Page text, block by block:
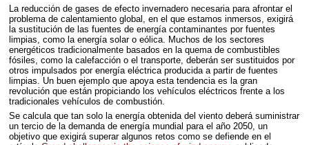
La reducción de gases de efecto invernadero necesaria para afrontar el
problema de calentamiento global, en el que estamos inmersos, exigirá
la sustitución de las fuentes de energía contaminantes por fuentes
limpias, como la energía solar o eólica. Muchos de los sectores
energéticos tradicionalmente basados en la quema de combustibles
fósiles, como la calefacción o el transporte, deberán ser sustituidos por
otros impulsados por energía eléctrica producida a partir de fuentes
limpias. Un buen ejemplo que apoya esta tendencia es la gran
revolución que están propiciando los vehículos eléctricos frente a los
tradicionales vehículos de combustión.
Se calcula que tan solo la energía obtenida del viento deberá suministrar
un tercio de la demanda de energía mundial para el año 2050, un
objetivo que exigirá superar algunos retos como se defiende en el